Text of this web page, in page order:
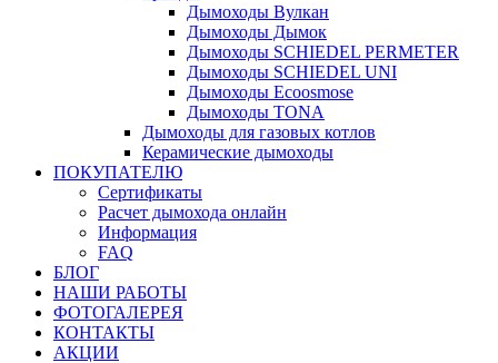
Дымоходы Вулкан
Дымоходы Дымок
Дымоходы SCHIEDEL PERMETER
Дымоходы SCHIEDEL UNI
Дымоходы Ecoosmose
Дымоходы TONA
Дымоходы для газовых котлов
Керамические дымоходы
ПОКУПАТЕЛЮ
Сертификаты
Расчет дымохода онлайн
Информация
FAQ
БЛОГ
НАШИ РАБОТЫ
ФОТОГАЛЕРЕЯ
КОНТАКТЫ
АКЦИИ